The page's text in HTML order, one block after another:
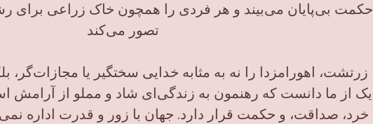
حکمت بی‌پایان می‌بیند و هر فردی را همچون خاک زراعی برای
تصور می‌کند
زرتشت، اهورامزدا را نه به مثابه خدایی سختگیر یا مجازات‌گر،
یک از ما دانست که رهنمون به زندگی‌ای شاد و مملو از آرامش
خرد، صداقت، و حکمت قرار دارد. جهان با زور و قدرت اداره